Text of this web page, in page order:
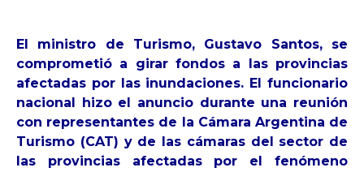
El ministro de Turismo, Gustavo Santos, se
comprometió a girar fondos a las provincias
afectadas por las inundaciones. El funcionario
nacional hizo el anuncio durante una reunión
con representantes de la Cámara Argentina de
Turismo (CAT) y de las cámaras del sector de
las provincias afectadas por el fenómeno